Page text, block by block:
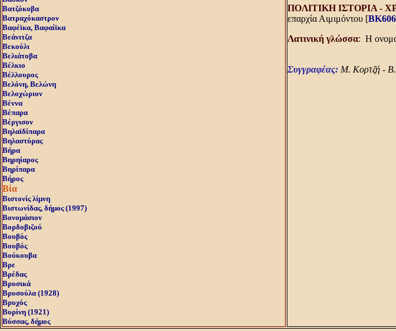
Βατζόκοβα
Βατραχόκαστρον
Βαφέϊκα, Βαφαίϊκα
Βεάνιτζα
Βεκούλι
Βελιάτοβα
Βέλκιο
Βέλλουρος
Βελόνη, Bελώνη
Βελοχώριον
Βέννα
Βέπαρα
Βέργισον
Βηλαϊδίπαρα
Βηλαστύρας
Βήρα
Βηρηίαρος
Βηρίπαρα
Βήρος
Βία
Βιστονίς λίμνη
Βιστωνίδας, δήμος (1997)
Βονομάσιον
Βορδοβιζού
Βουβός
Βουβός
Βούκουβα
Βρε
Βρέδας
Βρυσικά
Βρυσούλα (1928)
Βρυχός
Βυρίνη (1921)
Βύσσας, δήμος
ΠOΛITIKH IΣTOPIA -
επαρχία Αιμιμόντου [
Λατινική γλώσσα: Η
Συγγραφέας: Μ. Κορτζή - Β.